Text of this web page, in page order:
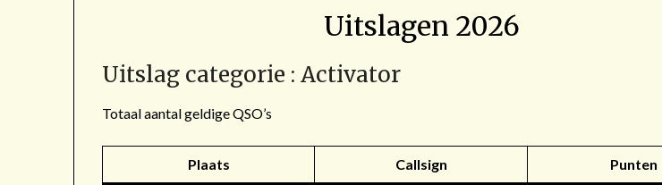
Uitslagen 2026
Uitslag categorie : Activator
Totaal aantal geldige QSO’s
Plaats Callsign Punten